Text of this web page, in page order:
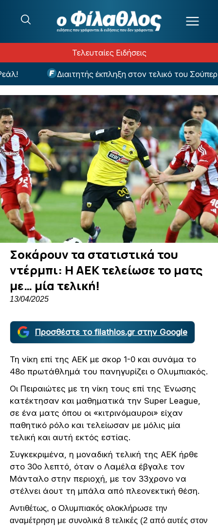
Τελευταίες Ειδήσεις
Διαιτητής έκπληξη στον τελικό του Σούπερ
Σοκάρουν τα στατιστικά του
ντέρμπι: Η ΑΕΚ τελείωσε το ματς
με… μία τελική!
13/04/2025
Προσθέστε το filathlos.gr στην Google
Τη νίκη επί της ΑΕΚ με σκορ 1-0 και συνάμα το
48ο πρωτάθλημά του πανηγυρίζει ο Ολυμπιακός.
Οι Πειραιώτες με τη νίκη τους επί της Ένωσης
κατέκτησαν και μαθηματικά την Super League,
σε ένα ματς όπου οι «κιτρινόμαυροι» είχαν
παθητικό ρόλο και τελείωσαν με μόλις μία
τελική και αυτή εκτός εστίας.
Συγκεκριμένα, η μοναδική τελική της ΑΕΚ ήρθε
στο 30ο λεπτό, όταν ο Λαμέλα έβγαλε τον
Μάνταλο στην περιοχή, με τον 33χρονο να
στέλνει άουτ τη μπάλα από πλεονεκτική θέση.
Αντιθέτως, ο Ολυμπιακός ολοκλήρωσε την
αναμέτρηση με συνολικά 8 τελικές (2 από αυτές στον